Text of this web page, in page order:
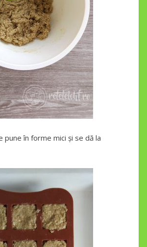
pune în forme mici și se dă la